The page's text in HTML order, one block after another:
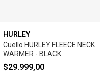
HURLEY
Cuello HURLEY FLEECE NECK
WARMER - BLACK
$29.999,00